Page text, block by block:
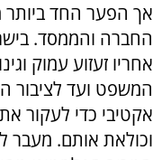
אך הפער החד ביותר
החברה והממסד.
אחריו זעזוע עמוק
המשפט ועד לציבור
אקטיבי כדי לעקור
וכולאת אותם. מעבר